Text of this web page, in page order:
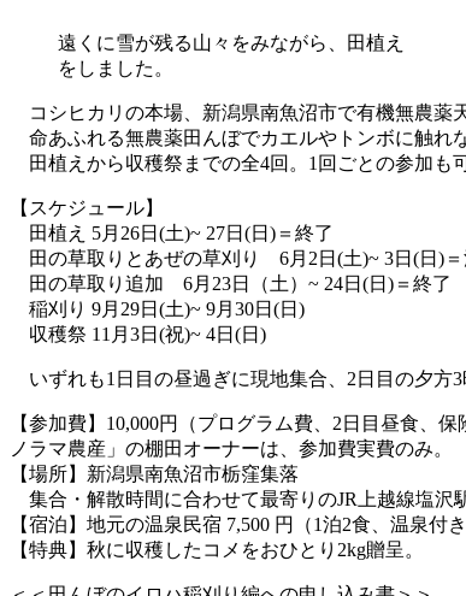
遠くに雪が残る山々をみながら、田植え
をしました。
コシヒカリの本場、新潟県南魚沼市で有機無農薬
命あふれる無農薬田んぼでカエルやトンボに触れ
田植えから収穫祭までの全4回。1回ごとの参加も
【スケジュール】
田植え 5月26日(土)~ 27日(日)＝終了
田の草取りとあぜの草刈り 6月2日(土)~ 3日(日)＝
田の草取り追加 6月23日（土）~ 24日(日)＝終了
稲刈り 9月29日(土)~ 9月30日(日)
収穫祭 11月3日(祝)~ 4日(日)
いずれも1日目の昼過ぎに現地集合、2日目の夕方
【参加費】10,000円（プログラム費、2日目昼食、
ノラマ農産」の棚田オーナーは、参加費実費のみ。
【場所】新潟県南魚沼市栃窪集落
集合・解散時間に合わせて最寄りのJR上越線塩沢
【宿泊】地元の温泉民宿 7,500 円（1泊2食、温泉付
【特典】秋に収穫したコメをおひとり2kg贈呈。